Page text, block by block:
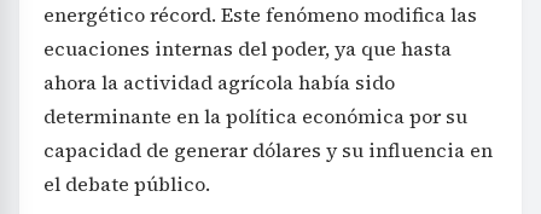
energético récord. Este fenómeno modifica las
ecuaciones internas del poder, ya que hasta
ahora la actividad agrícola había sido
determinante en la política económica por su
capacidad de generar dólares y su influencia en
el debate público.